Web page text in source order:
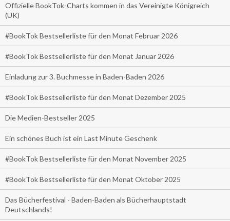
Offizielle BookTok-Charts kommen in das Vereinigte Königreich
(UK)
#BookTok Bestsellerliste für den Monat Februar 2026
#BookTok Bestsellerliste für den Monat Januar 2026
Einladung zur 3. Buchmesse in Baden-Baden 2026
#BookTok Bestsellerliste für den Monat Dezember 2025
Die Medien-Bestseller 2025
Ein schönes Buch ist ein Last Minute Geschenk
#BookTok Bestsellerliste für den Monat November 2025
#BookTok Bestsellerliste für den Monat Oktober 2025
Das Bücherfestival - Baden-Baden als Bücherhauptstadt
Deutschlands!